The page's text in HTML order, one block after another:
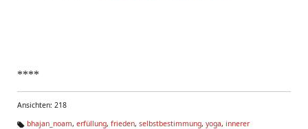
****
Ansichten: 218
bhajan_noam, erfüllung, frieden, selbstbestimmung, yoga, innerer